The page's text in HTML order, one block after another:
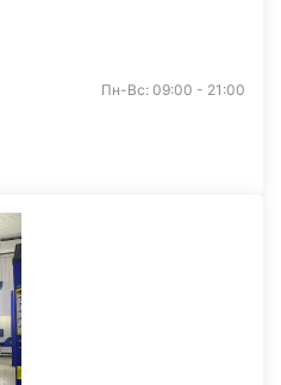
Пн-Вс: 09:00 - 21:00